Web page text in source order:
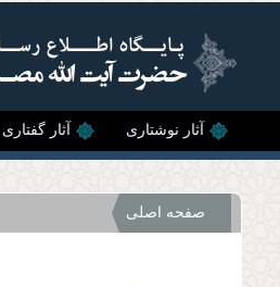
آثار نوشتاری آثار گفتاری
صفحه اصلی